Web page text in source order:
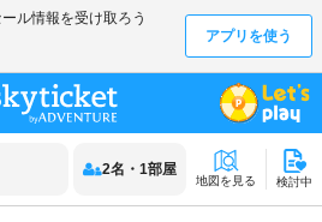
2名 ・ 1部屋
地図を見る 検討中